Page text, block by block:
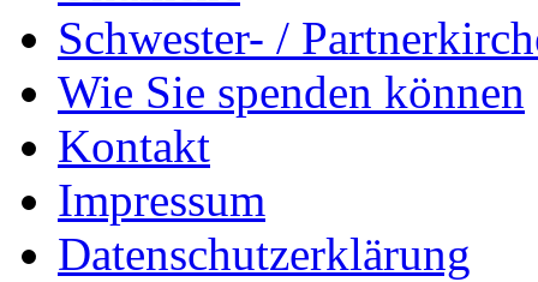
Schwester- /
Wie Sie spenden können
Kontakt
Impressum
Datenschutzerklärung